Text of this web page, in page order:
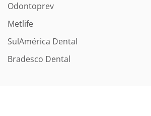
Odontoprev
Metlife
SulAmérica Dental
Bradesco Dental